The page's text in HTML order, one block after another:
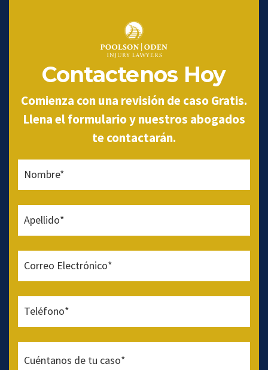
Contactenos Hoy
Comienza con una revisión de caso Gratis.
Llena el formulario y nuestros abogados
te contactarán.